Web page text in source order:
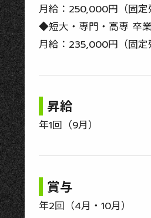
月給：250,000円（固定
◆短大・専門・高専 卒
月給：235,000円（固定
昇給
年1回（9月）
賞与
年2回（4月・10月）